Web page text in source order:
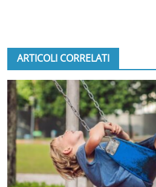
ARTICOLI CORRELATI